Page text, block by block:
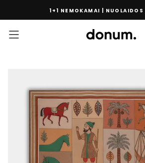
TURINIO
1+1 NEMOKAMAI |